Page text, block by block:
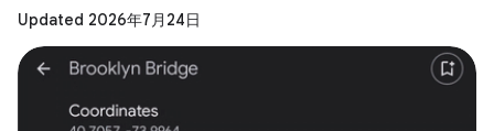
Updated 2026年7月24日